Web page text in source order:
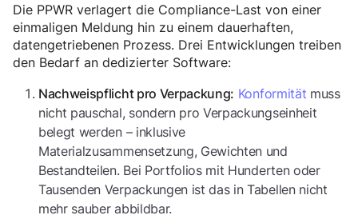
Die PPWR verlagert die Compliance-Last von einer
einmaligen Meldung hin zu einem dauerhaften,
datengetriebenen Prozess. Drei Entwicklungen treiben
den Bedarf an dedizierter Software:
Nachweispflicht pro Verpackung: Konformität muss
nicht pauschal, sondern pro Verpackungseinheit
belegt werden – inklusive
Materialzusammensetzung, Gewichten und
Bestandteilen. Bei Portfolios mit Hunderten oder
Tausenden Verpackungen ist das in Tabellen nicht
mehr sauber abbildbar.